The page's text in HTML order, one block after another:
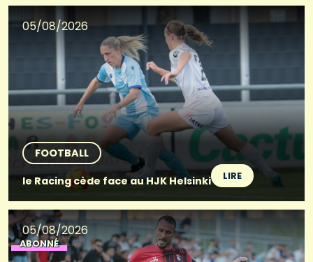
05/08/2026
FOOTBALL
le Racing cède face au HJK Helsinki
LIRE
05/08/2026
ABONNÉ